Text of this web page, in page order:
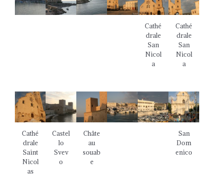
Cathé
drale
San
Nicol
a
Cathé
drale
San
Nicol
a
Cathé
drale
Saint
Nicol
as
Castel
lo
Svev
o
Châte
au
souab
e
San
Dom
enico